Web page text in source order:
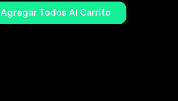
Agregar Todos Al Carrito